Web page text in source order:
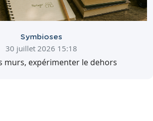
Symbioses
30 juillet 2026 15:18
murs, expérimenter le dehors